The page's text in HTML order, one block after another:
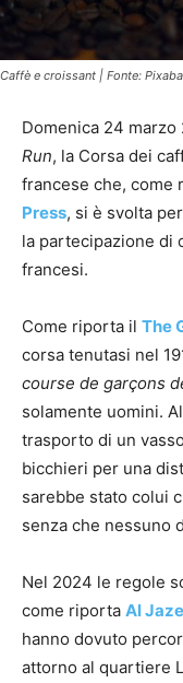
Caffè e croissant | Fonte:
Domenica 24
Run, la Corsa dei
francese che, come
Press, si è svolta
la partecipazione di
francesi.
Come riporta il The
corsa tenutasi nel
course de garçons
solamente uomini.
trasporto di un
bicchieri per una
sarebbe stato colui
senza che nessuno
Nel 2024 le regole
come riporta Al
hanno dovuto
attorno al quartiere